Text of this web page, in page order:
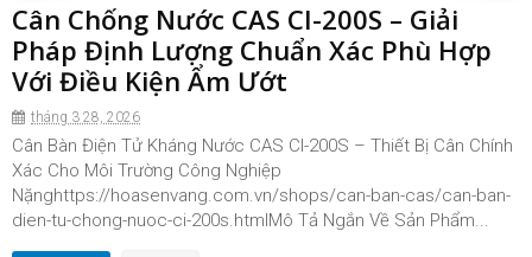
Cân Chống Nước CAS CI-200S – Giải
Pháp Định Lượng Chuẩn Xác Phù Hợp
Với Điều Kiện Ẩm Ướt
tháng 3 28, 2026
Cân Bàn Điện Tử Kháng Nước CAS CI-200S – Thiết Bị Cân Chính
Xác Cho Môi Trường Công Nghiệp
Nặnghttps://hoasenvang.com.vn/shops/can-ban-cas/can-ban-
dien-tu-chong-nuoc-ci-200s.htmlMô Tả Ngắn Về Sản Phẩm...